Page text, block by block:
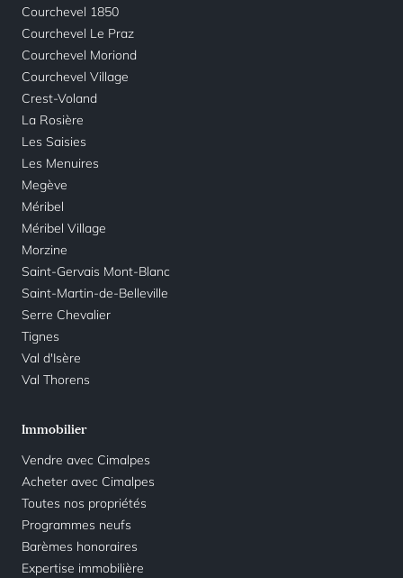
Courchevel 1850
Courchevel Le Praz
Courchevel Moriond
Courchevel Village
Crest-Voland
La Rosière
Les Saisies
Les Menuires
Megève
Méribel
Méribel Village
Morzine
Saint-Gervais Mont-Blanc
Saint-Martin-de-Belleville
Serre Chevalier
Tignes
Val d'Isère
Val Thorens
Immobilier
Vendre avec Cimalpes
Acheter avec Cimalpes
Toutes nos propriétés
Programmes neufs
Barèmes honoraires
Expertise immobilière